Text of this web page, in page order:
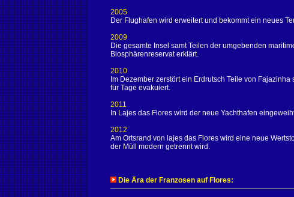
2005
Der Flughafen wird erweitert und bekommt ein neues
2009
Die gesamte Insel samt Teilen der umgebenden
Biosphärenreservat erklärt.
2010
Im Dezember zerstört ein Erdrutsch Teile von
für Tage evakuiert.
2011
In Lajes das Flores wird der neue Yachthafen
2012
Am Ortsrand von lajes das Flores wird eine neue
der Müll modern getrennt wird.
Die Ära der Franzosen auf Flores: